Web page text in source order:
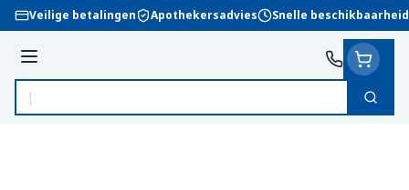
Ga naar de inhoud
Veilige betalingen Apothekersadvies Snelle beschikbaarheid
Menu
Product, merk, categorie...
Zoek